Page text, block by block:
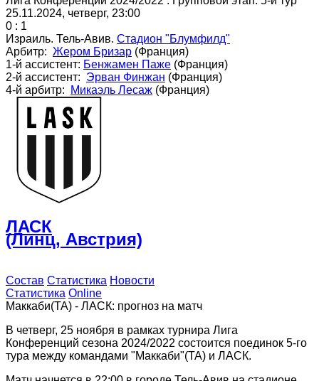
25.11.2024, четверг, 23:00
0 : 1
Израиль. Тель-Авив. Стадион "Блумфилд"
Арбитр: Жером Бризар (Франция)
1-й ассистент: Бенжамен Паже (Франция)
2-й ассистент: Эрван Финжан (Франция)
4-й арбитр:
Микаэль Лесаж (Франция)
ЛАСК
(Линц, Австрия)
Состав Статистика Новости
Статистика Online
Маккаби(ТА) - ЛАСК: прогноз на матч
В четверг, 25 ноября в рамках турнира Лига
Конференций сезона 2024/2022 состоится поединок 5-го
тура между командами "Маккаби"(ТА) и ЛАСК.